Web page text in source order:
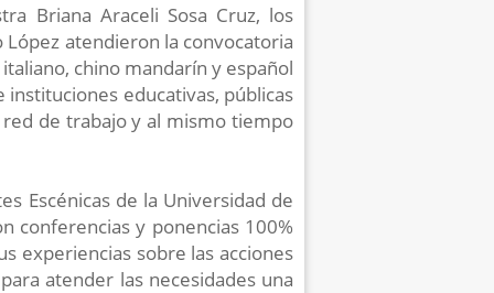
Briana Araceli Sosa Cruz, los
López atendieron la convocatoria
chino mandarín y español
educativas, públicas
de trabajo y al mismo tiempo
Escénicas de la Universidad de
conferencias y ponencias 100%
experiencias sobre las acciones
atender las necesidades una